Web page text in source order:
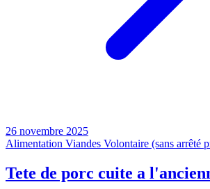
26 novembre 2025
Alimentation Viandes Volontaire (sans arrêté
Tete de porc cuite a